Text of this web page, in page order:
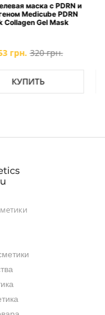
ампула с 21
C Medicube AGE-R
Vita C Pro Ampoule
грн. 1750 грн.
КУПИТЬ